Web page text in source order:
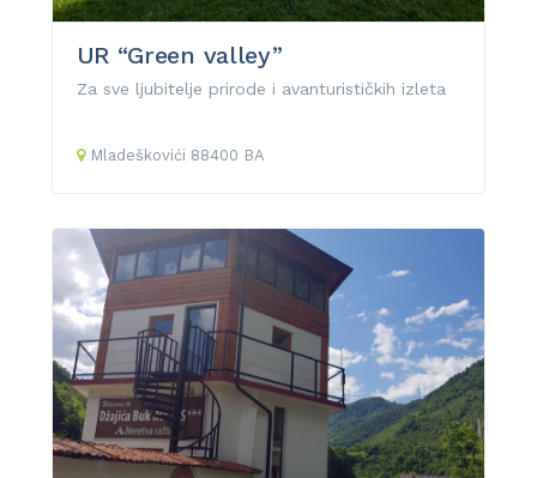
UR “Green valley”
Za sve ljubitelje prirode i avanturističkih izleta
Mladeškovići 88400 BA